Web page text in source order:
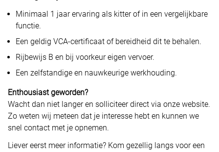
Minimaal 1 jaar ervaring als kitter of in een vergelijkbare
functie.
Een geldig VCA-certificaat of bereidheid dit te behalen.
Rijbewijs B en bij voorkeur eigen vervoer.
Een zelfstandige en nauwkeurige werkhouding.
Enthousiast geworden?
Wacht dan niet langer en solliciteer direct via onze website.
Zo weten wij meteen dat je interesse hebt en kunnen we
snel contact met je opnemen.
Liever eerst meer informatie? Kom gezellig langs voor een